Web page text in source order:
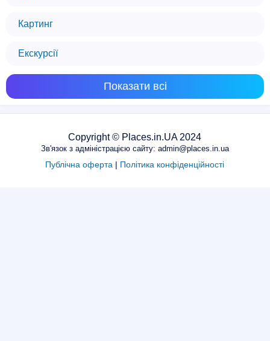
Картинг
Екскурсії
Показати всі
Copyright © Places.in.UA 2024
Зв'язок з адміністрацією сайту: admin@places.in.ua
Публічна оферта | Політика конфіденційності